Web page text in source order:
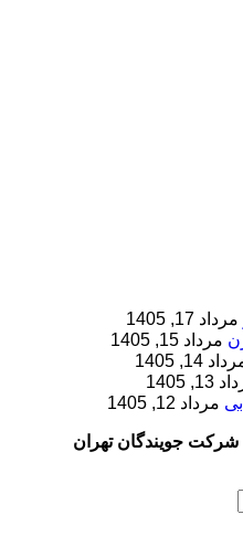
مرداد 17, 1405
مرداد 15, 1405
14, 1405
1405
مرداد 12, 1405
جویندگان تهران